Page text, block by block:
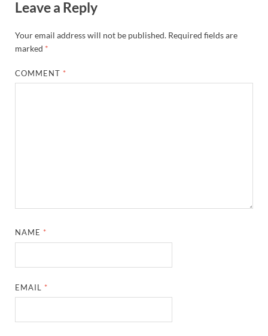
Leave a Reply
Your email address will not be published. Required fields are
marked *
COMMENT *
NAME *
EMAIL *